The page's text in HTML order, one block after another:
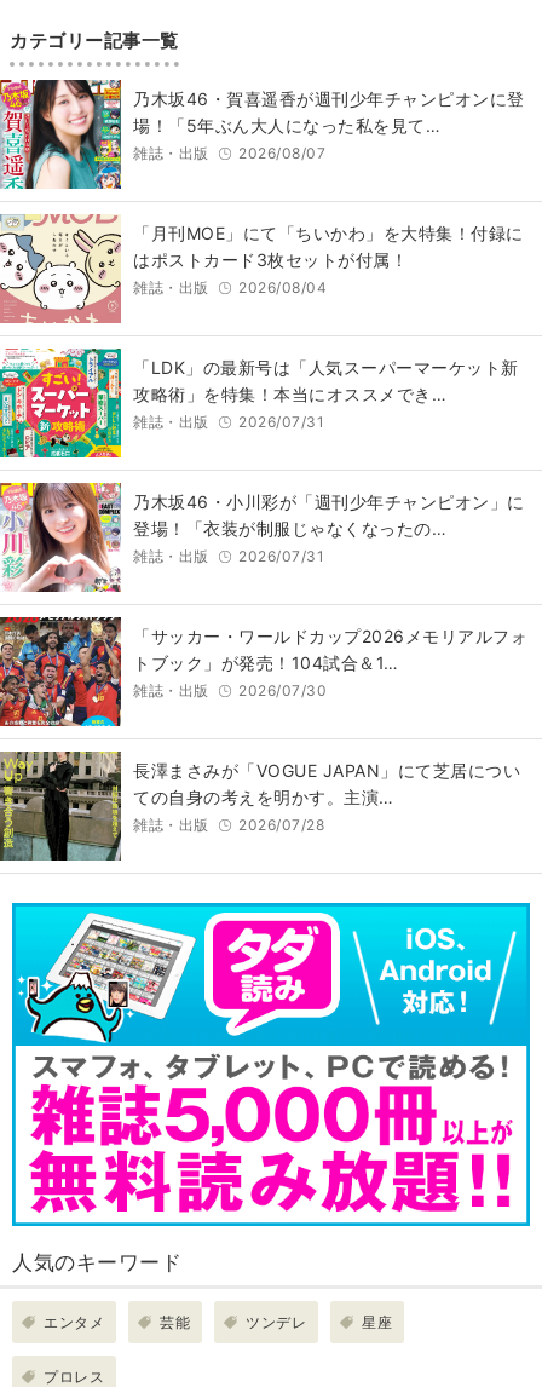
カテゴリー記事一覧
乃木坂46・賀喜遥香が週刊少年チャンピオンに登
場！「5年ぶん大人になった私を見て…
雑誌・出版 2026/08/07
「月刊MOE」にて「ちいかわ」を大特集！付録に
はポストカード3枚セットが付属！
雑誌・出版 2026/08/04
「LDK」の最新号は「人気スーパーマーケット新
攻略術」を特集！本当にオススメでき…
雑誌・出版 2026/07/31
乃木坂46・小川彩が「週刊少年チャンピオン」に
登場！「衣装が制服じゃなくなったの…
雑誌・出版 2026/07/31
「サッカー・ワールドカップ2026メモリアルフォ
トブック」が発売！104試合＆1…
雑誌・出版 2026/07/30
長澤まさみが「VOGUE JAPAN」にて芝居につい
ての自身の考えを明かす。主演…
雑誌・出版 2026/07/28
人気のキーワード
エンタメ 芸能 ツンデレ 星座
プロレス